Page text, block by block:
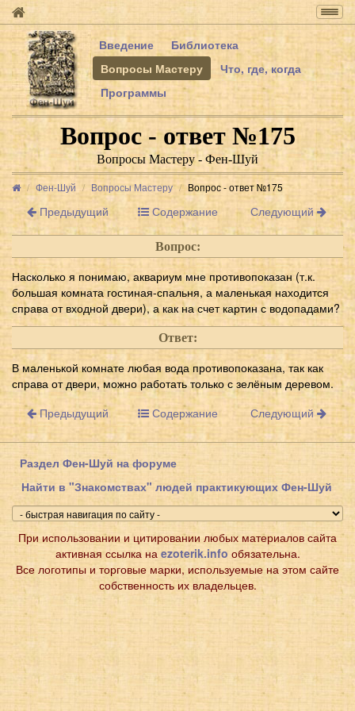
Введение
Библиотека
Вопросы Мастеру
Что, где, когда
Программы
Вопрос - ответ №175
Вопросы Мастеру - Фен-Шуй
Фен-Шуй Вопросы Мастеру Вопрос - ответ №175
Предыдущий Содержание Следующий
Вопрос:
Насколько я понимаю, аквариум мне противопоказан (т.к.
большая комната гостиная-спальня, а маленькая находится
справа от входной двери), а как на счет картин с водопадами?
Ответ:
В маленькой комнате любая вода противопоказана, так как
справа от двери, можно работать только с зелёным деревом.
Предыдущий
Содержание Следующий
Раздел Фен-Шуй на форуме
Найти в "Знакомствах" людей практикующих Фен-Шуй
При использовании и цитировании любых материалов сайта
активная ссылка на ezoterik.info обязательна.
Все логотипы и торговые марки, используемые на этом сайте
собственность их владельцев.